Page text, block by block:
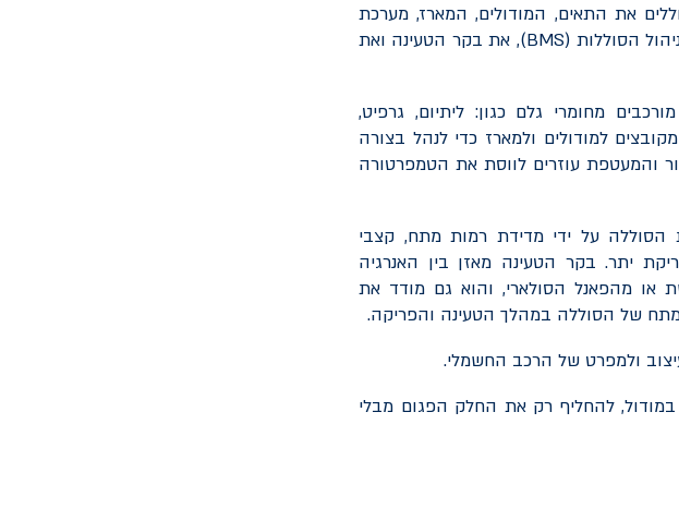
את התאים, המודולים, המארז, מערכת
הסוללות (BMS), את בקר הטעינה ואת
מחומרי גלם כגון: ליתיום, גרפיט,
למודולים ולמארז כדי לנהל בצורה
והמעטפת עוזרים לווסת את הטמפרטורה
הסוללה על ידי מדידת רמות מתח, קצבי
יתר. בקר הטעינה מאזן בין האנרגיה
או מהפאנל הסולארי, והוא גם מודד את
של הסוללה במהלך הטעינה והפריקה.
ולמפרט של הרכב החשמלי.
להחליף רק את החלק הפגום מבלי